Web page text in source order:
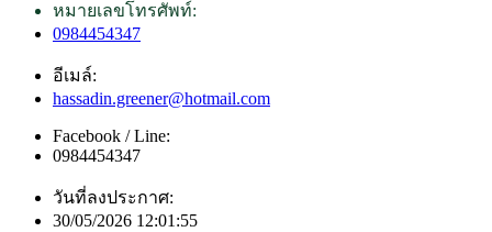
หมายเลขโทรศัพท์:
0984454347
อีเมล์:
hassadin.greener@hotmail.com
Facebook / Line:
0984454347
วันที่ลงประกาศ:
30/05/2026 12:01:55